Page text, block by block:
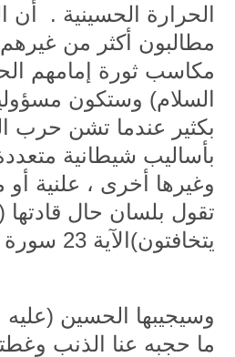
الحرارة الحسينية . أن
مطالبون أكثر من
مكاسب ثورة إمامهم
السلام) وستكون
بكثير عندما تشن حرب
بأساليب شيطانية
وغيرها أخرى ، علنية أو
تقول بلسان حال قادتها
يتخافتون)الآية 23 سورة القلم
وسيجيبها الحسين
ما حجبه عنا الذنب